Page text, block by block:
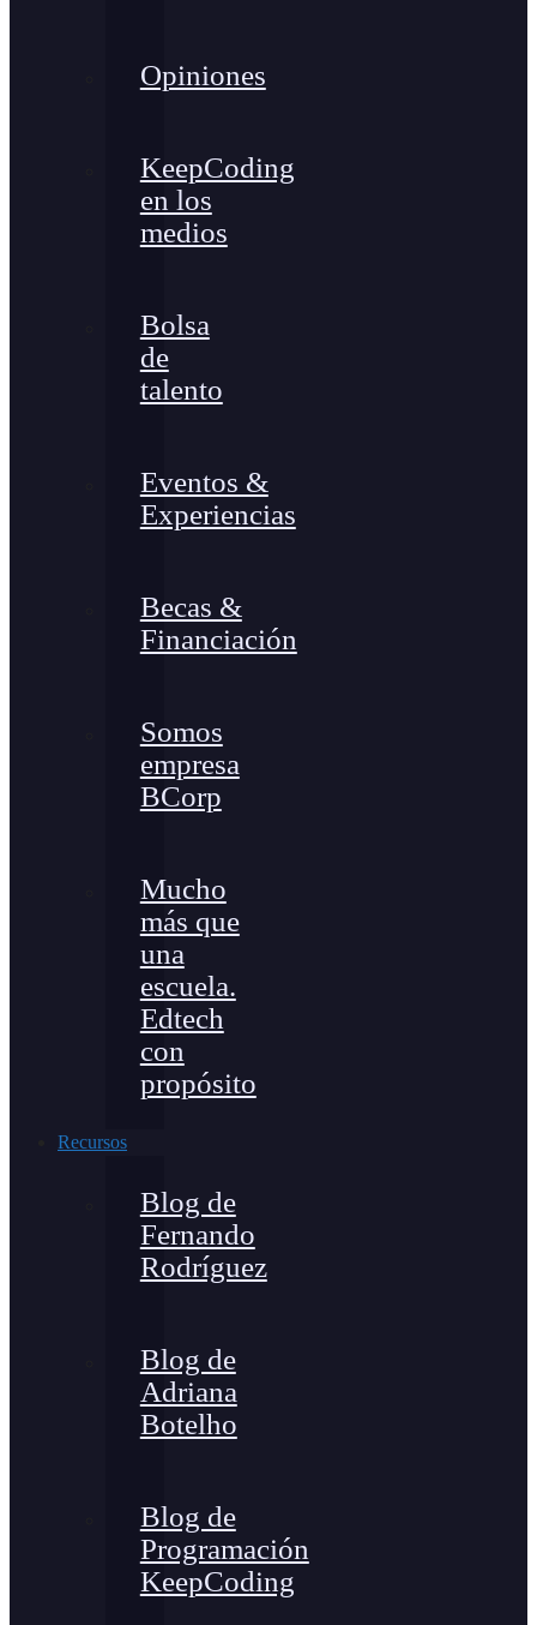
Opiniones
KeepCoding
en los
medios
Bolsa
de
talento
Eventos &
Experiencias
Becas &
Financiación
Somos
empresa
BCorp
Mucho
más que
una
escuela.
Edtech
con
propósito
Recursos
Blog de
Fernando
Rodríguez
Blog de
Adriana
Botelho
Blog de
Programación
KeepCoding